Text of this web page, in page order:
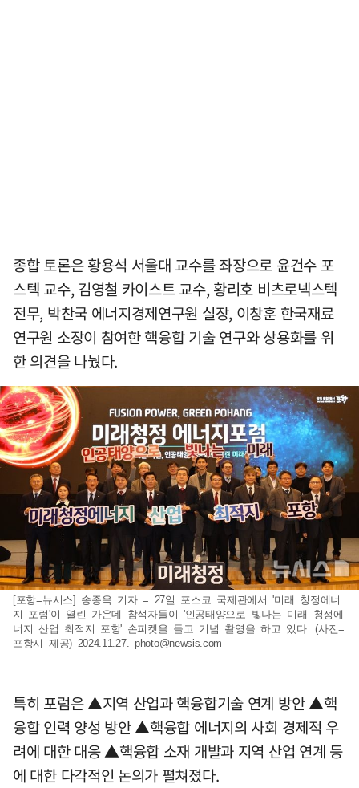
종합 토론은 황용석 서울대 교수를 좌장으로 윤건수 포
스텍 교수, 김영철 카이스트 교수, 황리호 비츠로넥스텍
전무, 박찬국 에너지경제연구원 실장, 이창훈 한국재료
연구원 소장이 참여한 핵융합 기술 연구와 상용화를 위
한 의견을 나눴다.
[포항=뉴시스] 송종욱 기자 = 27일 포스코 국제관에서 '미래 청정에너
지 포럼'이 열린 가운데 참석자들이 '인공태양으로 빛나는 미래 청정에
너지 산업 최적지 포항' 손피켓을 들고 기념 촬영을 하고 있다. (사진=
포항시 제공) 2024.11.27. photo@newsis.com
특히 포럼은 ▲지역 산업과 핵융합기술 연계 방안 ▲핵
융합 인력 양성 방안 ▲핵융합 에너지의 사회 경제적 우
려에 대한 대응 ▲핵융합 소재 개발과 지역 산업 연계 등
에 대한 다각적인 논의가 펼쳐졌다.